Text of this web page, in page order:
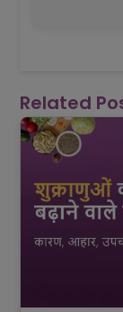
Related